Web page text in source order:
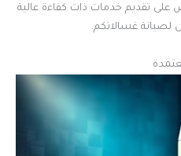
على تقديم خدمات ذات كفاءة عالية
لصيانة غسالاتكم.